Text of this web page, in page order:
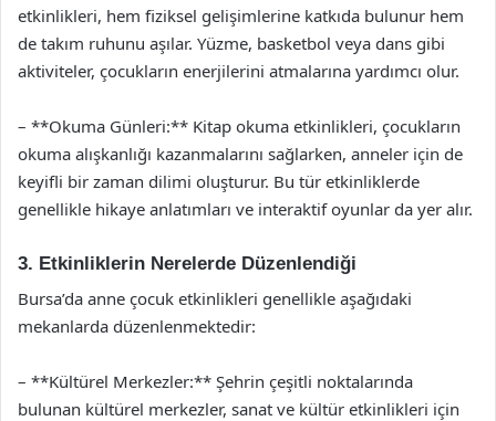
etkinlikleri, hem fiziksel gelişimlerine katkıda bulunur hem
de takım ruhunu aşılar. Yüzme, basketbol veya dans gibi
aktiviteler, çocukların enerjilerini atmalarına yardımcı olur.
– **Okuma Günleri:** Kitap okuma etkinlikleri, çocukların
okuma alışkanlığı kazanmalarını sağlarken, anneler için de
keyifli bir zaman dilimi oluşturur. Bu tür etkinliklerde
genellikle hikaye anlatımları ve interaktif oyunlar da yer alır.
3. Etkinliklerin Nerelerde Düzenlendiği
Bursa’da anne çocuk etkinlikleri genellikle aşağıdaki
mekanlarda düzenlenmektedir:
– **Kültürel Merkezler:** Şehrin çeşitli noktalarında
bulunan kültürel merkezler, sanat ve kültür etkinlikleri için